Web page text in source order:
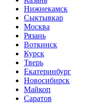
Нижнекамск
Сыктывкар
Москва
Рязань
Воткинск
Курск
Тверь
Екатеринбург
Новосибирск
Майкоп
Саратов